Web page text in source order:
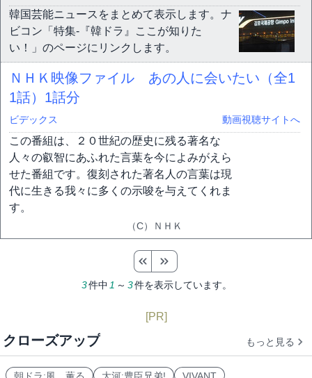
韓国芸能ニュースをまとめて表示します。ナ
ビコン「特集-『韓ドラ』ここが知りた
い！」のページにリンクします。
ＮＨＫ映像ファイル あの人に会いたい（全1
1話） 1話分
ビデックス 動画視聴サイトへ
この番組は、２０世紀の歴史に残る著名な
人々の叡智にあふれた言葉を今によみがえら
せた番組です。復刻された著名人の言葉は現
代に生きる我々に多くの示唆を与えてくれま
す。
（C）ＮＨＫ
3件中 1 ～ 3件を表示しています。
[PR]
クローズアップ もっと見る